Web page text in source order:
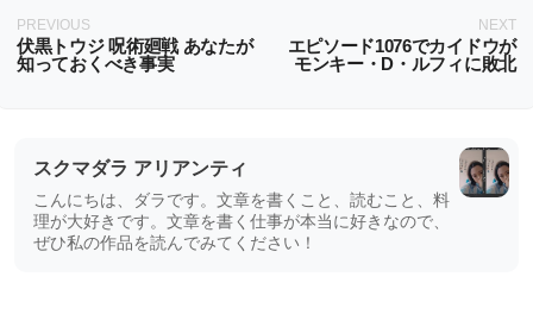
PREVIOUS
伏黒トウジ 呪術廻戦 あなたが
知っておくべき事実
NEXT
エピソード1076でカイドウが
モンキー・D・ルフィに敗北
スクマダラ アリアンティ
こんにちは、ダラです。文章を書くこと、読むこと、料
理が大好きです。文章を書く仕事が本当に好きなので、
ぜひ私の作品を読んでみてください！